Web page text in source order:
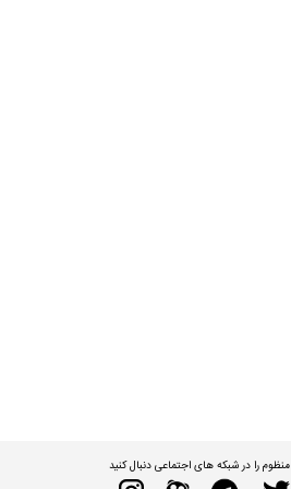
منظوم را در شبکه های اجتماعی دنبال کنید